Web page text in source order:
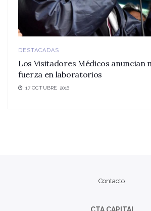
DESTACADAS
Los Visitadores Médicos anuncian
fuerza en laboratorios
17 OCTUBRE, 2016
Contacto